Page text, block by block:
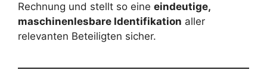
Rechnung und stellt so eine eindeutige,
maschinenlesbare Identifikation aller
relevanten Beteiligten sicher.